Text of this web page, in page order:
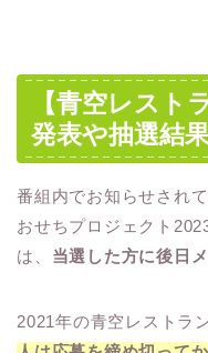
【青空レスト
発表や抽選結
番組内でお知らせされ
おせちプロジェクト
は、 当選した方に後日
2021年の青空レストラ